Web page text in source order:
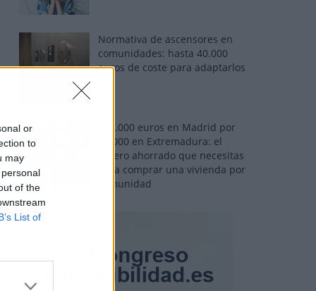
or
to
may
of the
List of
Normativa de ascensores en
comunidades: hasta 40.000
euros de coste para adaptarlos
110.000 euros en Madrid por
31.000 en Extremadura: el
dinero ahorrado que necesitas
para comprar una vivienda por
comunidad